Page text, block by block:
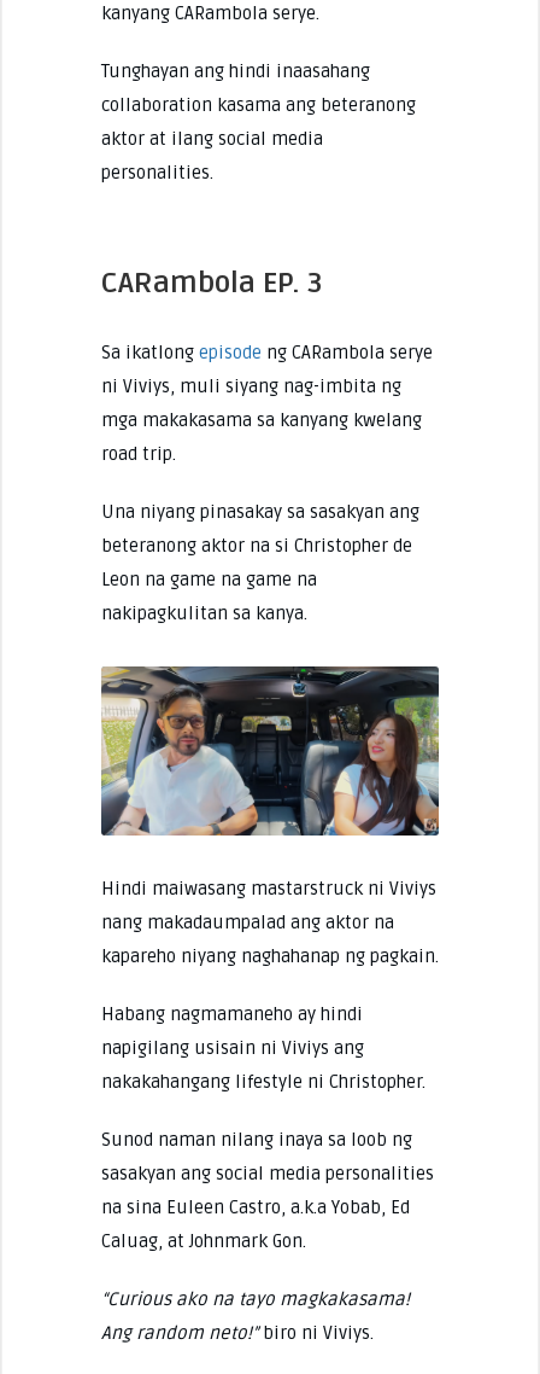
kanyang CARambola serye.
Tunghayan ang hindi inaasahang
collaboration kasama ang beteranong
aktor at ilang social media
personalities.
CARambola EP. 3
Sa ikatlong episode ng CARambola serye
ni Viviys, muli siyang nag-imbita ng
mga makakasama sa kanyang kwelang
road trip.
Una niyang pinasakay sa sasakyan ang
beteranong aktor na si Christopher de
Leon na game na game na
nakipagkulitan sa kanya.
Hindi maiwasang mastarstruck ni Viviys
nang makadaumpalad ang aktor na
kapareho niyang naghahanap ng pagkain.
Habang nagmamaneho ay hindi
napigilang usisain ni Viviys ang
nakakahangang lifestyle ni Christopher.
Sunod naman nilang inaya sa loob ng
sasakyan ang social media personalities
na sina Euleen Castro, a.k.a Yobab, Ed
Caluag, at Johnmark Gon.
“Curious ako na tayo magkakasama!
Ang random neto!”biro ni Viviys.